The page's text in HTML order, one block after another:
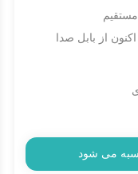
از بابل صدا
می شود